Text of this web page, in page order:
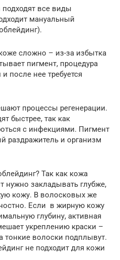
все виды
мануальный
сложно – из-за избытка
пигмент, процедура
после нее требуется
процессы регенерации.
быстрее, так как
с инфекциями. Пигмент
раздражитель и организм
Так как кожа
нужно закладывать глубже,
кожу. В волосковых же
Если в жирную кожу
глубину, активная
укреплению краски –
тонкие волоски подплывут.
не подходит для кожи